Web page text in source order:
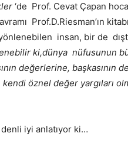
‘de Prof. Cevat Çapan
Prof.D.Riesman’ın
insan, bir de
ki,dünya nüfusunun
değerlerine, başkasının
öznel değer yargıları
iyi anlatıyor ki…